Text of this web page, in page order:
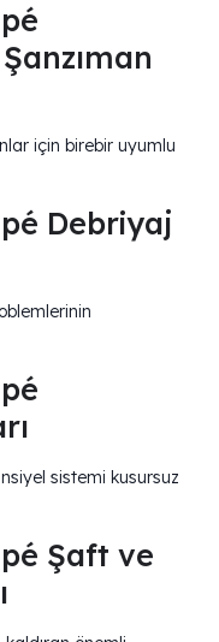
için birebir uyumlu
Debriyaj
sistemi kusursuz
Şaft ve